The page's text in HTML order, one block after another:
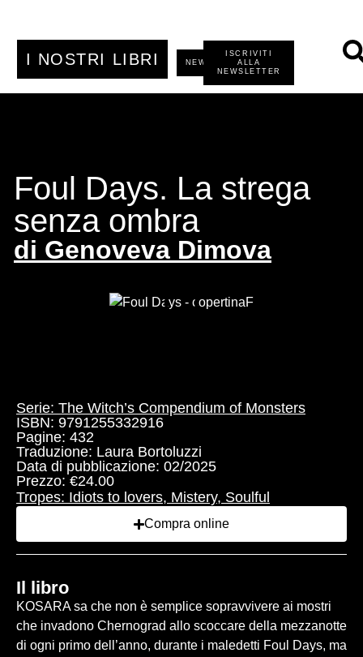
I NOSTRI LIBRI NEWS
ISCRIVITI
ALLA
NEWSLETTER
Foul Days. La strega
senza ombra
di Genoveva Dimova
Serie: The Witch’s Compendium of Monsters
ISBN: 9791255332916
Pagine: 432
Traduzione: Laura Bortoluzzi
Data di pubblicazione: 02/2025
Prezzo: €24.00
Tropes: Idiots to lovers, Mistery, Soulful
Compra online
Il libro
KOSARA sa che non è semplice sopravvivere ai mostri
che invadono Chernograd allo scoccare della mezzanotte
di ogni primo dell’anno, durante i maledetti Foul Days, ma